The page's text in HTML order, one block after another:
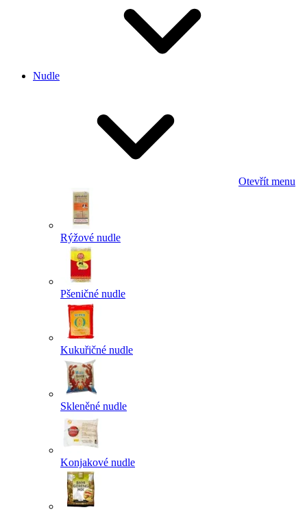
Nudle
Otevřít menu
Rýžové nudle
Pšeničné nudle
Kukuřičné nudle
Skleněné nudle
Konjakové nudle